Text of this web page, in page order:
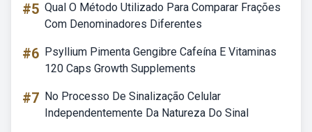
#5 Qual O Método Utilizado Para Comparar Frações
Com Denominadores Diferentes
#6 Psyllium Pimenta Gengibre Cafeína E Vitaminas
120 Caps Growth Supplements
#7 No Processo De Sinalização Celular
Independentemente Da Natureza Do Sinal